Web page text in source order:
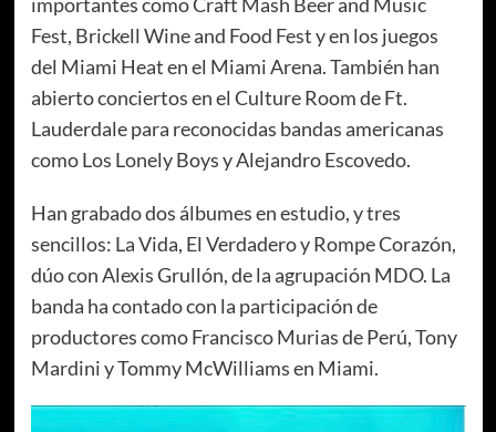
Fest, Brickell Wine and Food Fest y en los juegos
del Miami Heat en el Miami Arena. También han
abierto conciertos en el Culture Room de Ft.
Lauderdale para reconocidas bandas americanas
como Los Lonely Boys y Alejandro Escovedo.
Han grabado dos álbumes en estudio, y tres
sencillos: La Vida, El Verdadero y Rompe Corazón,
dúo con Alexis Grullón, de la agrupación MDO. La
banda ha contado con la participación de
productores como Francisco Murias de Perú, Tony
Mardini y Tommy McWilliams en Miami.